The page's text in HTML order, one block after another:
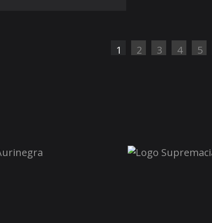
1 2 3 4 5